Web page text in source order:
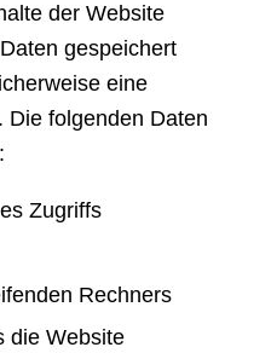
der Website
gespeichert
eine
Die folgenden Daten
Zugriffs
Rechners
die Website